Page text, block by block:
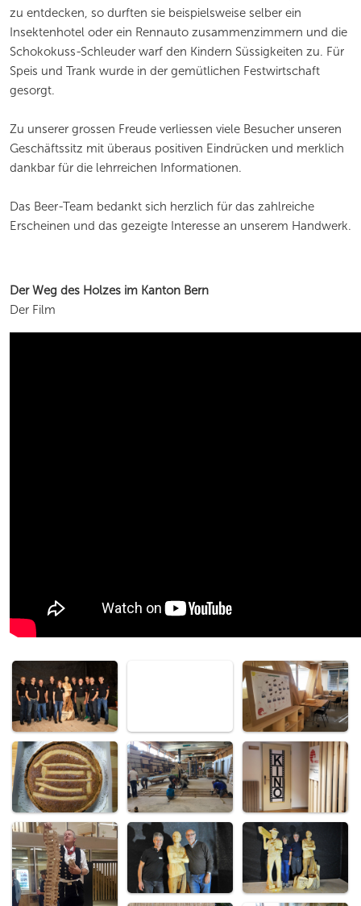
zu entdecken, so durften sie beispielsweise selber ein
Insektenhotel oder ein Rennauto zusammenzimmern und die
Schokokuss-Schleuder warf den Kindern Süssigkeiten zu. Für
Speis und Trank wurde in der gemütlichen Festwirtschaft
gesorgt.
Zu unserer grossen Freude verliessen viele Besucher unseren
Geschäftssitz mit überaus positiven Eindrücken und merklich
dankbar für die lehrreichen Informationen.
Das Beer-Team bedankt sich herzlich für das zahlreiche
Erscheinen und das gezeigte Interesse an unserem Handwerk.
Der Weg des Holzes im Kanton Bern
Der Film